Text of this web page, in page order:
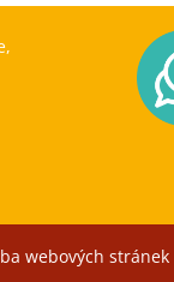
webových stránek